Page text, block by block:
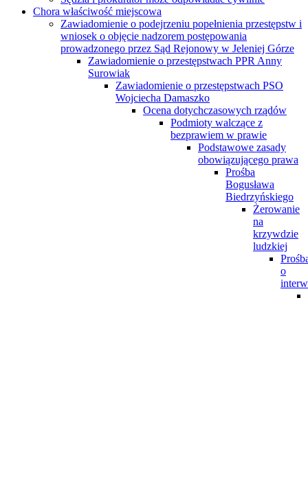
Chora właściwość miejscowa
Zawiadomienie o podejrzeniu popełnienia przestępstw i
wniosek o objęcie nadzorem postępowania
prowadzonego przez Sąd Rejonowy w Jeleniej Górze
Zawiadomienie o przestępstwach PPR Anny
Surowiak
Zawiadomienie o przestępstwach PSO
Wojciecha Damaszko
Ocena dotychczasowych rządów
Podmioty walczące z
bezprawiem w prawie
Podstawowe zasady
obowiązującego prawa
Prośba
Bogusława
Biedrzyńskiego
Żerowanie
na
krzywdzie
ludzkiej
o